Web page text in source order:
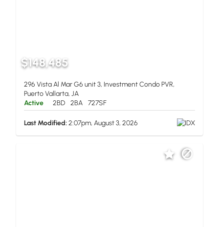
$148,485
296 Vista Al Mar G6 unit 3, Investment Condo PVR,
Puerto Vallarta, JA
Active
2BD 2BA 727SF
Last Modified:2:07pm, August 3, 2026